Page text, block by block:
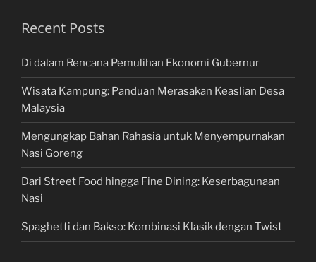
Recent Posts
Di dalam Rencana Pemulihan Ekonomi Gubernur
Wisata Kampung: Panduan Merasakan Keaslian Desa
Malaysia
Mengungkap Bahan Rahasia untuk Menyempurnakan
Nasi Goreng
Dari Street Food hingga Fine Dining: Keserbagunaan
Nasi
Spaghetti dan Bakso: Kombinasi Klasik dengan Twist